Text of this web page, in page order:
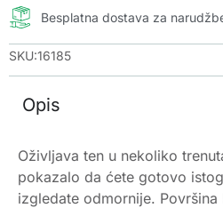
Besplatna dostava za
SKU:16185
Opis
Oživljava ten u nekoliko
pokazalo da ćete gotovo
izgledate odmornije.